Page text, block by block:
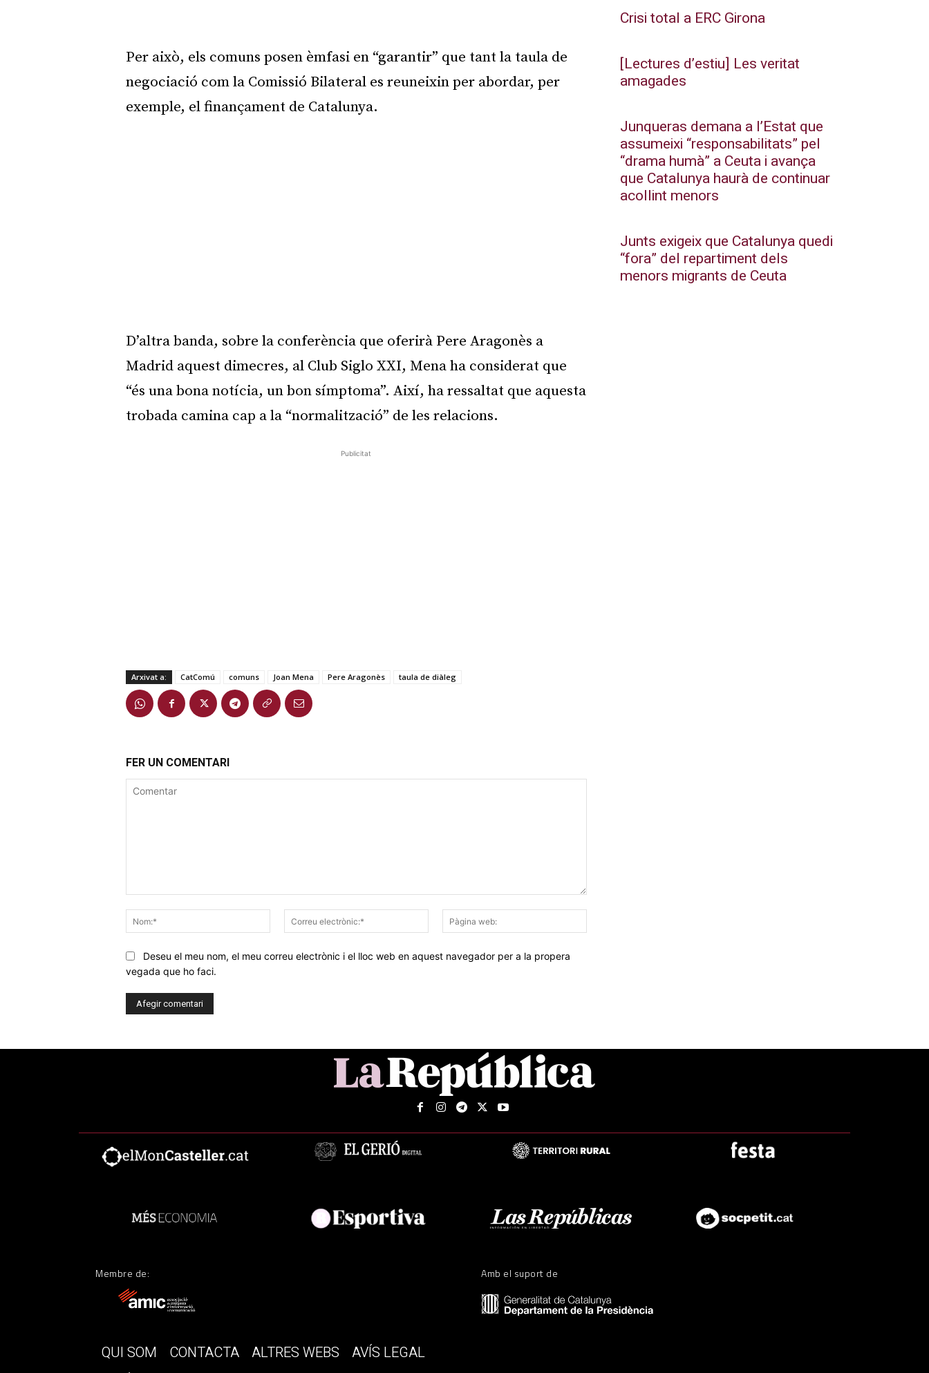
Per això, els comuns posen èmfasi en “garantir” que tant la taula de
negociació com la Comissió Bilateral es reuneixin per abordar, per
exemple, el finançament de Catalunya.
D’altra banda, sobre la conferència que oferirà Pere Aragonès a
Madrid aquest dimecres, al Club Siglo XXI, Mena ha considerat que
“és una bona notícia, un bon símptoma”. Així, ha ressaltat que aquesta
trobada camina cap a la “normalització” de les relacions.
Publicitat
Arxivat a: CatComú comuns Joan Mena Pere Aragonès taula de diàleg
FER UN COMENTARI
Nom:*
Correu
electrònic:*
web:
Deseu el meu nom, el meu correu electrònic i el lloc web en aquest navegador per a la propera
vegada que ho faci.
Crisi total a ERC Girona
[Lectures d’estiu] Les veritat
amagades
Junqueras demana a l’Estat que
assumeixi “responsabilitats” pel
“drama humà” a Ceuta i avança
que Catalunya haurà de continuar
acollint menors
Junts exigeix que Catalunya quedi
“fora” del repartiment dels
menors migrants de Ceuta
Membre de:
QUI SOM CONTACTA ALTRES WEBS
AVÍS LEGAL
Amb el suport de